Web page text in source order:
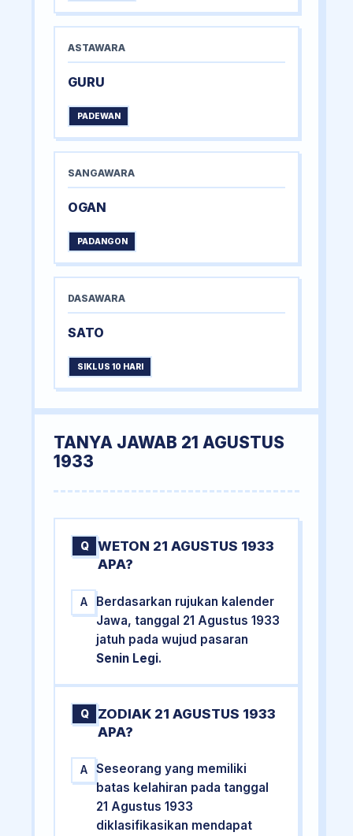
ASTAWARA
GURU
PADEWAN
SANGAWARA
OGAN
PADANGON
DASAWARA
SATO
SIKLUS 10 HARI
TANYA JAWAB 21 AGUSTUS
1933
Q
WETON 21 AGUSTUS 1933
APA?
A
Berdasarkan rujukan kalender
Jawa, tanggal 21 Agustus 1933
jatuh pada wujud pasaran
Senin Legi.
Q
ZODIAK 21 AGUSTUS 1933
APA?
A
Seseorang yang memiliki
batas kelahiran pada tanggal
21 Agustus 1933
diklasifikasikan mendapat